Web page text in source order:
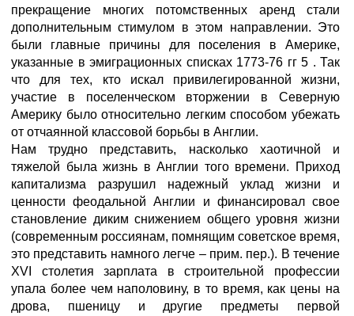
прекращение многих потомственных аренд стали
дополнительным стимулом в этом направлении. Это
были главные причины для поселения в Америке,
указанные в эмиграционных списках 1773-76 гг 5 . Так
что для тех, кто искал привилегированной жизни,
участие в поселенческом вторжении в Северную
Америку было относительно легким способом убежать
от отчаянной классовой борьбы в Англии.
Нам трудно представить, насколько хаотичной и
тяжелой была жизнь в Англии того времени. Приход
капитализма разрушил надежный уклад жизни и
ценности феодальной Англии и финансировал свое
становление диким снижением общего уровня жизни
(современным россиянам, помнящим советское время,
это представить намного легче – прим. пер.). В течение
XVI столетия зарплата в строительной профессии
упала более чем наполовину, в то время, как цены на
дрова, пшеницу и другие предметы первой